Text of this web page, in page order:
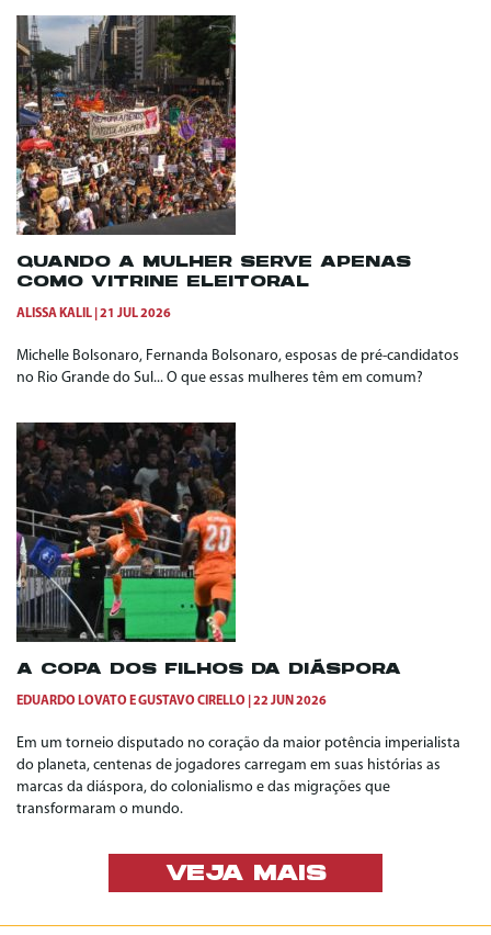
QUANDO A MULHER SERVE APENAS
COMO VITRINE ELEITORAL
ALISSA KALIL 21 JUL 2026
Michelle Bolsonaro, Fernanda Bolsonaro, esposas de pré-candidatos
no Rio Grande do Sul... O que essas mulheres têm em comum?
A COPA DOS FILHOS DA DIÁSPORA
EDUARDO LOVATOEGUSTAVO CIRELLO 22 JUN 2026
Em um torneio disputado no coração da maior potência imperialista
do planeta, centenas de jogadores carregam em suas histórias as
marcas da diáspora, do colonialismo e das migrações que
transformaram o mundo.
VEJA MAIS